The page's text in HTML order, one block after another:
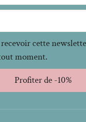
recevoir cette
moment.
Profiter de -10%